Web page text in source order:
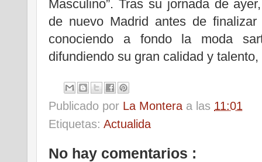
Masculino”. Tras su jornada de
de nuevo Madrid antes de
conociendo a fondo la moda
difundiendo su gran calidad y
Publicado por La Montera a las 11:01
Etiquetas: Actualida
No hay comentarios :